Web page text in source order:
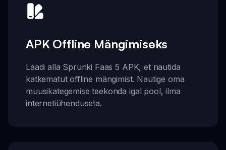
APK Offline Mängimiseks
Laadi alla Sprunki Faas 5 APK, et nautida
katkematut offline mängimist. Nautige oma
muusikategemise teekonda igal pool, ilma
internetiühenduseta.